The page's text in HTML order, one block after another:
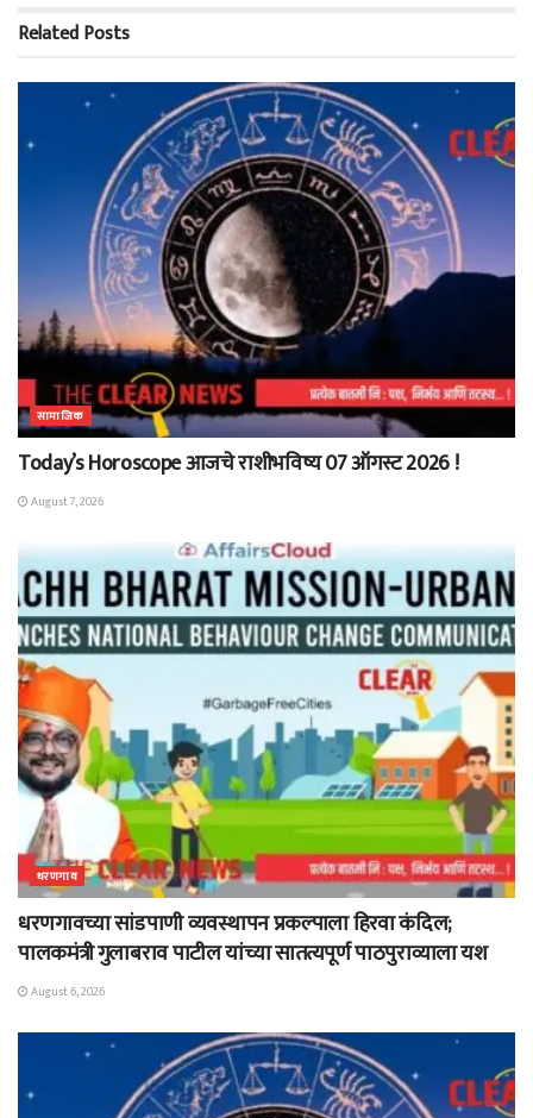
RelatedPosts
सामाजिक
Today’s Horoscope आजचे राशीभविष्य 07 ऑगस्ट 2026 !
August 7, 2026
धरणगाव
धरणगावच्या सांडपाणी व्यवस्थापन प्रकल्पाला हिरवा कंदिल;
पालकमंत्री गुलाबराव पाटील यांच्या सातत्यपूर्ण पाठपुराव्याला यश
August 6, 2026